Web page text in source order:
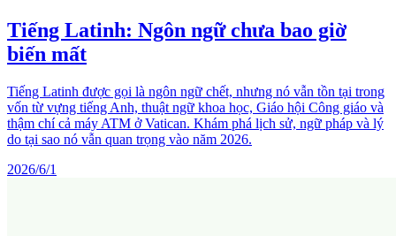
Tiếng Latinh: Ngôn ngữ chưa bao giờ
biến mất
Tiếng Latinh được gọi là ngôn ngữ chết, nhưng nó vẫn tồn tại trong
vốn từ vựng tiếng Anh, thuật ngữ khoa học, Giáo hội Công giáo và
thậm chí cả máy ATM ở Vatican. Khám phá lịch sử, ngữ pháp và lý
do tại sao nó vẫn quan trọng vào năm 2026.
2026/6/1